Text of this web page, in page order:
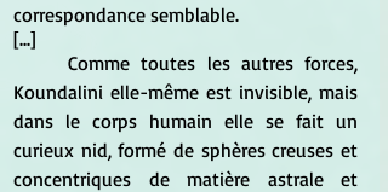
correspondance semblable.
[...]
	Comme toutes les autres forces,
Koundalini elle-même est invisible, mais
dans le corps humain elle se fait un
curieux nid, formé de sphères creuses et
concentriques de matière astrale et